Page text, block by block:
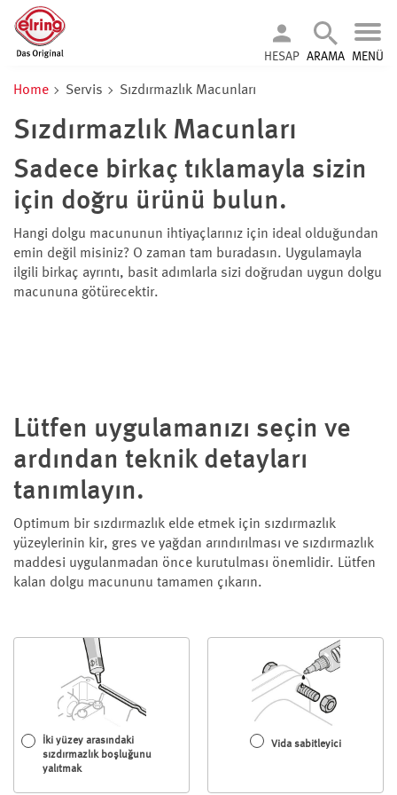
HESAP ARAMA MENÜ
Home Servis Sızdırmazlık Macunları
Sızdırmazlık Macunları
Sadece birkaç tıklamayla sizin
için doğru ürünü bulun.
Hangi dolgu macununun ihtiyaçlarınız için ideal olduğundan
emin değil misiniz? O zaman tam buradasın. Uygulamayla
ilgili birkaç ayrıntı, basit adımlarla sizi doğrudan uygun dolgu
macununa götürecektir.
Lütfen uygulamanızı seçin ve
ardından teknik detayları
tanımlayın.
Optimum bir sızdırmazlık elde etmek için sızdırmazlık
yüzeylerinin kir, gres ve yağdan arındırılması ve sızdırmazlık
maddesi uygulanmadan önce kurutulması önemlidir. Lütfen
kalan dolgu macununu tamamen çıkarın.
İki yüzey arasındaki
sızdırmazlık boşluğunu
yalıtmak
Vida sabitleyici